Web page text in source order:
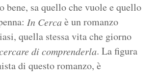
bene, sa quello che vuole e quello
In Cercaè un romanzo
quella stessa vita che giorno
di comprenderla. La figura
di questo romanzo, è